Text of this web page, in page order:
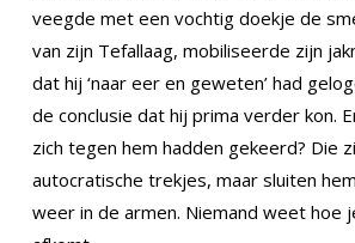
veegde met een vochtig doekje de
van zijn Tefallaag, mobiliseerde zijn
dat hij ‘naar eer en geweten’ had
de conclusie dat hij prima verder kon.
zich tegen hem hadden gekeerd? Die
autocratische trekjes, maar sluiten
weer in de armen. Niemand weet hoe